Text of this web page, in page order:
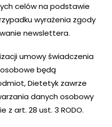
celów na podstawie
wyrażenia zgody
newslettera.
umowy świadczenia
będą
Dietetyk zawrze
danych osobowy
art. 28 ust. 3 RODO.